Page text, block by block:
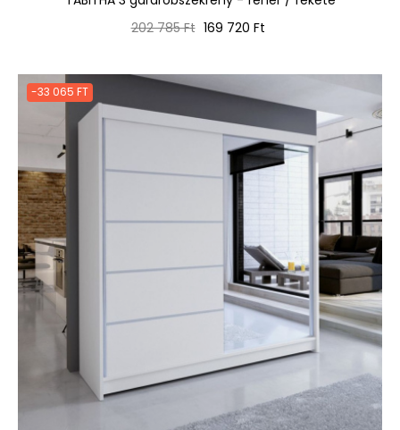
Normál
202 785 Ft Ár
169 720 Ft
-33 065 FT